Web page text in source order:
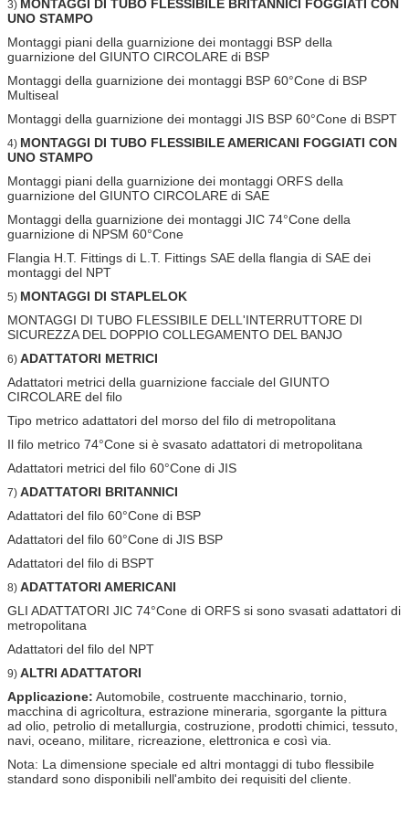
3) MONTAGGI DI TUBO FLESSIBILE BRITANNICI FOGGIATI CON
UNO STAMPO
Montaggi piani della guarnizione dei montaggi BSP della
guarnizione del GIUNTO CIRCOLARE di BSP
Montaggi della guarnizione dei montaggi BSP 60°Cone di BSP
Multiseal
Montaggi della guarnizione dei montaggi JIS BSP 60°Cone di BSPT
4) MONTAGGI DI TUBO FLESSIBILE AMERICANI FOGGIATI CON
UNO STAMPO
Montaggi piani della guarnizione dei montaggi ORFS della
guarnizione del GIUNTO CIRCOLARE di SAE
Montaggi della guarnizione dei montaggi JIC 74°Cone della
guarnizione di NPSM 60°Cone
Flangia H.T. Fittings di L.T. Fittings SAE della flangia di SAE dei
montaggi del NPT
5) MONTAGGI DI STAPLELOK
MONTAGGI DI TUBO FLESSIBILE DELL'INTERRUTTORE DI
SICUREZZA DEL DOPPIO COLLEGAMENTO DEL BANJO
6) ADATTATORI METRICI
Adattatori metrici della guarnizione facciale del GIUNTO
CIRCOLARE del filo
Tipo metrico adattatori del morso del filo di metropolitana
Il filo metrico 74°Cone si è svasato adattatori di metropolitana
Adattatori metrici del filo 60°Cone di JIS
7) ADATTATORI BRITANNICI
Adattatori del filo 60°Cone di BSP
Adattatori del filo 60°Cone di JIS BSP
Adattatori del filo di BSPT
8) ADATTATORI AMERICANI
GLI ADATTATORI JIC 74°Cone di ORFS si sono svasati adattatori di
metropolitana
Adattatori del filo del NPT
9) ALTRI ADATTATORI
Applicazione: Automobile, costruente macchinario, tornio,
macchina di agricoltura, estrazione mineraria, sgorgante la pittura
ad olio, petrolio di metallurgia, costruzione, prodotti chimici, tessuto,
navi, oceano, militare, ricreazione, elettronica e così via.
Nota: La dimensione speciale ed altri montaggi di tubo flessibile
standard sono disponibili nell'ambito dei requisiti del cliente.